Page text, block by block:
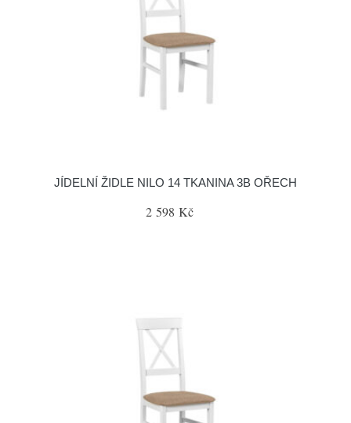
JÍDELNÍ ŽIDLE NILO 14 TKANINA 3B OŘECH
2 598 Kč